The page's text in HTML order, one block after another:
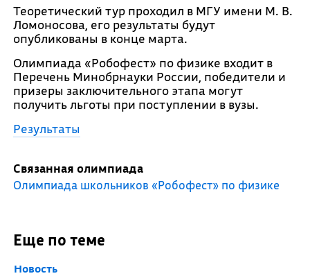
Теоретический тур проходил в МГУ имени М. В.
Ломоносова, его результаты будут
опубликованы в конце марта.
Олимпиада «Робофест» по физике входит в
Перечень Минобрнауки России, победители и
призеры заключительного этапа могут
получить льготы при поступлении в вузы.
Результаты
Связанная олимпиада
Олимпиада школьников «Робофест» по физике
Еще по теме
Новость